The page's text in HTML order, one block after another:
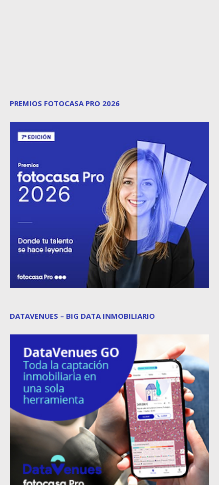
PREMIOS FOTOCASA PRO 2026
DATAVENUES – BIG DATA INMOBILIARIO